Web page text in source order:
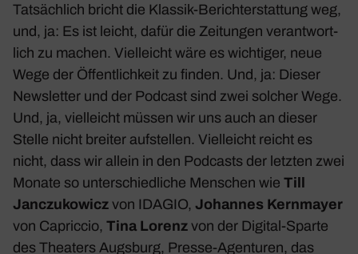
Tatsäch­lich bricht die Klassik-Bericht­erstat­tung weg,
und, ja: Es ist leicht, dafür die Zeitungen verant­wort­
lich zu machen. Viel­leicht wäre es wich­tiger, neue
Wege der Öffent­lich­keit zu finden. Und, ja: Dieser
News­letter und der Podcast sind zwei solcher Wege.
Und, ja, viel­leicht müssen wir uns auch an dieser
Stelle nicht breiter aufstellen. Viel­leicht reicht es
nicht, dass wir allein in den Podcasts der letzten zwei
Monate so unter­schied­liche Menschen wie Till
Janc­zu­ko­wicz von IDAGIO, Johannes Kern­mayer
von Capriccio, Tina Lorenz von der Digital-Sparte
des Thea­ters Augs­burg, Presse-Agen­turen, das